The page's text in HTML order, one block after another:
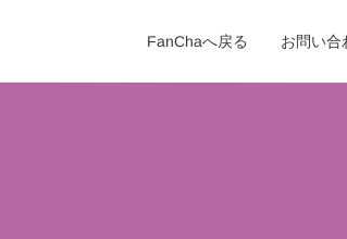
FanChaへ戻る お問い合